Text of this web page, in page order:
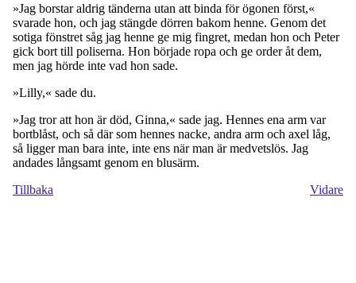
»Jag borstar aldrig tänderna utan att binda för ögonen först,«
svarade hon, och jag stängde dörren bakom henne. Genom det
sotiga fönstret såg jag henne ge mig fingret, medan hon och Peter
gick bort till poliserna. Hon började ropa och ge order åt dem,
men jag hörde inte vad hon sade.
»Lilly,« sade du.
»Jag tror att hon är död, Ginna,« sade jag. Hennes ena arm var
bortblåst, och så där som hennes nacke, andra arm och axel låg,
så ligger man bara inte, inte ens när man är medvetslös. Jag
andades långsamt genom en blusärm.
Tillbaka
Vidare